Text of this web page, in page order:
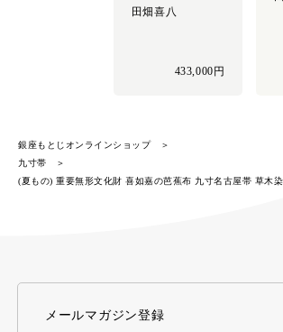
田畑喜八
433,000円
銀座もとじオンラインショップ
九寸帯
(夏もの) 重要無形文化財 喜如嘉の芭蕉布 九寸名古屋帯 草木染
メールマガジン登録